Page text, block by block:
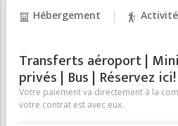
Hébergement
Transferts aéroport |
privés | Bus | Réservez ici!
Votre paiement va directement à la
votre contrat est avec eux.